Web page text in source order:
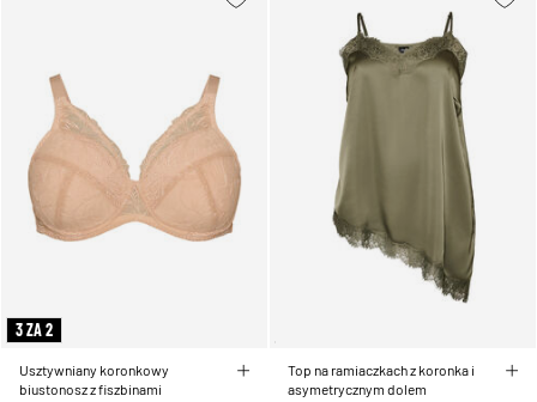
3 ZA 2
Usztywniany koronkowy
biustonosz z fiszbinami
Top na ramiaczkach z koronka i
asymetrycznym dolem